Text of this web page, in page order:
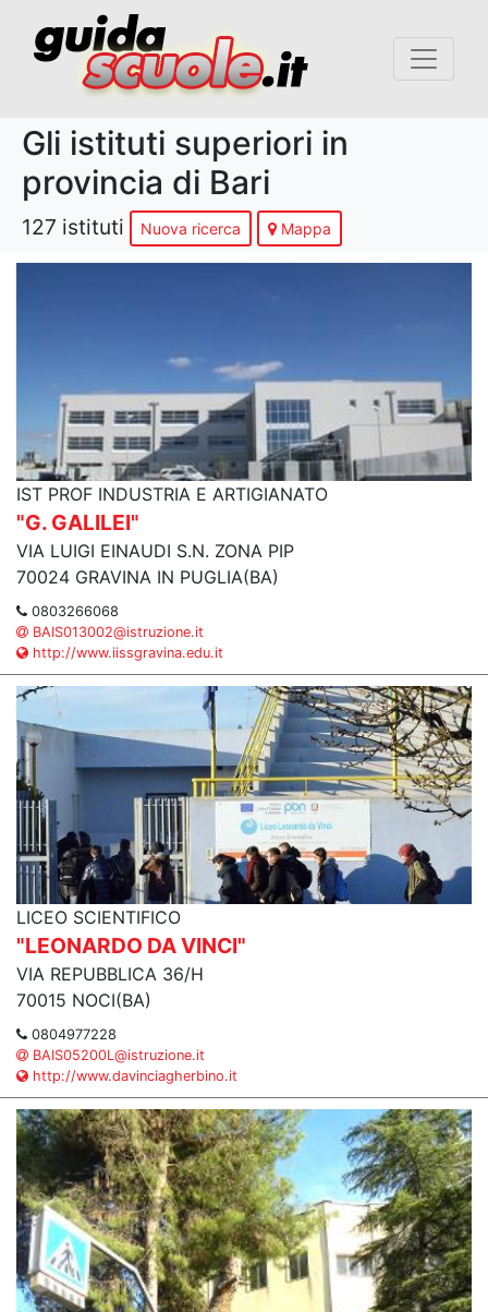
Gli istituti superiori in
provincia di Bari
127 istituti Nuova ricerca Mappa
IST PROF INDUSTRIA E ARTIGIANATO
"G. GALILEI"
VIA LUIGI EINAUDI S.N. ZONA PIP
70024 GRAVINA IN PUGLIA(BA)
0803266068
BAIS013002@istruzione.it
http://www.iissgravina.edu.it
LICEO SCIENTIFICO
"LEONARDO DA VINCI"
VIA REPUBBLICA 36/H
70015 NOCI(BA)
0804977228
BAIS05200L@istruzione.it
http://www.davinciagherbino.it